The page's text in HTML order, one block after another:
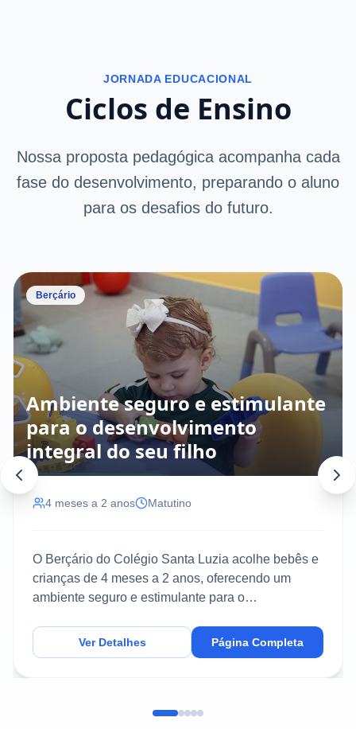
JORNADA EDUCACIONAL
Ciclos de Ensino
Nossa proposta pedagógica acompanha cada
fase do desenvolvimento, preparando o aluno
para os desafios do futuro.
Berçário
Ambiente seguro e estimulante
para o desenvolvimento
integral do seu filho
4 meses a 2 anos Matutino
O Berçário do Colégio Santa Luzia acolhe bebês e
crianças de 4 meses a 2 anos, oferecendo um
ambiente seguro e estimulante para o
Ver Detalhes Página Completa